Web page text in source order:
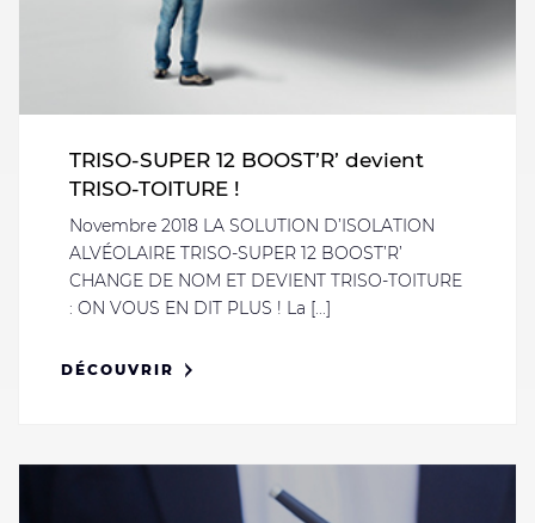
TRISO-SUPER 12 BOOST’R’ devient
TRISO-TOITURE !
Novembre 2018 LA SOLUTION D’ISOLATION
ALVÉOLAIRE TRISO-SUPER 12 BOOST’R’
CHANGE DE NOM ET DEVIENT TRISO-TOITURE
: ON VOUS EN DIT PLUS ! La [...]
DÉCOUVRIR